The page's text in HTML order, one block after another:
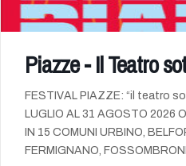
Piazze - Il Teatro
FESTIVAL PIAZZE: “il teatro
LUGLIO AL 31 AGOSTO 2026
IN 15 COMUNI URBINO,
FERMIGNANO,